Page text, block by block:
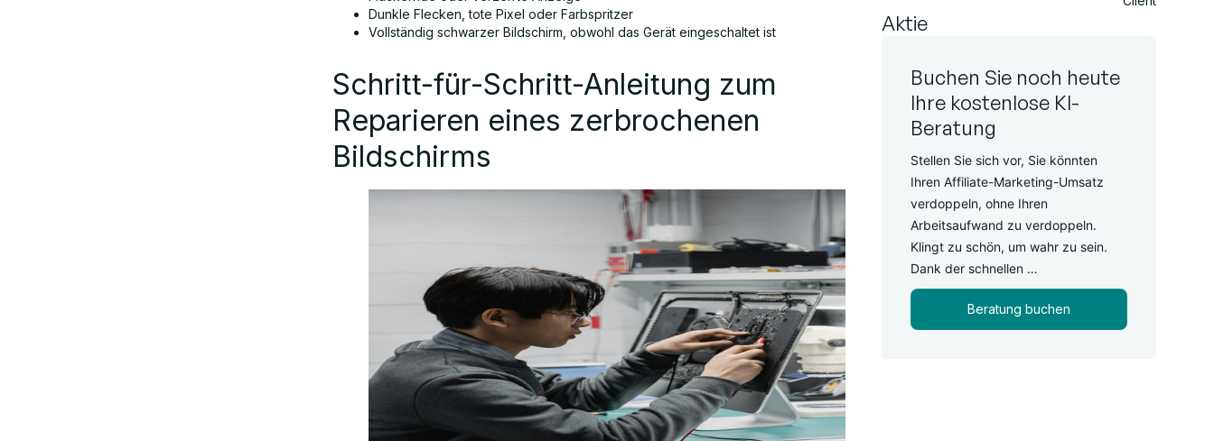
Dunkle Flecken, tote Pixel oder Farbspritzer
Vollständig schwarzer Bildschirm, obwohl das Gerät eingeschaltet ist
Schritt-für-Schritt-Anleitung zum
Reparieren eines zerbrochenen
Bildschirms
Aktie
Buchen Sie noch heute
Ihre kostenlose KI-
Beratung
Stellen Sie sich vor, Sie könnten
Ihren Affiliate-Marketing-Umsatz
verdoppeln, ohne Ihren
Arbeitsaufwand zu verdoppeln.
Klingt zu schön, um wahr zu sein.
Dank der schnellen …
Beratung buchen